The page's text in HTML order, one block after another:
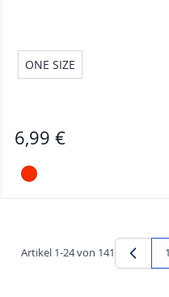
ONE SIZE
6,99 €
Artikel 1-24von 141 1